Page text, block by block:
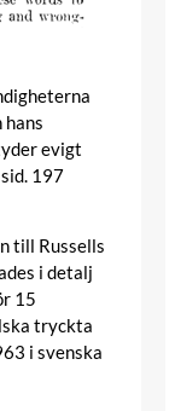
hans
evigt
197
till Russells
i detalj
15
tryckta
i svenska